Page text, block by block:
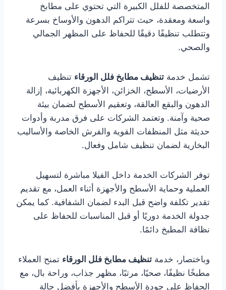
المتخصصة للفلل الكبيرة التي تحتوي على مطابخ
واسعة ومعقدة، حيث تتراكم الدهون والأوساخ بسرعة
وتتطلب تنظيفًا دقيقًا للحفاظ على المظهر الجمالي
والصحي.
تشمل خدمة تنظيف مطابخ فلل الورقاء تنظيف
الأرضيات، الأسطح، الخزائن، الأجهزة الكهربائية، إزالة
الدهون والبقع العالقة، وتعقيم الأسطح لضمان بيئة
صحية وآمنة. وتعتمد الشركات على فرق مدربة وأدوات
حديثة مثل المنظفات القوية والفرش الخاصة والأساليب
البخارية لضمان تنظيف شامل وفعال.
توفر الشركات الخدمة داخل الفيلا مباشرة لتسهيل
العملية وحماية الأسطح والأجهزة أثناء العمل، مع تقديم
تقدير تكلفة واضح قبل البدء لضمان الشفافية. كما يمكن
جدولة الخدمة دوريًا أو قبل المناسبات للحفاظ على
نظافة المطبخ دائمًا.
وباختصار، خدمة تنظيف مطابخ فلل الورقاء تمنح العملاء
مطبخًا نظيفًا، صحيًا، مرتبًا، مظهر جذاب، وراحة بال، مع
الحفاظ على جودة الأسطح والأجهزة بأفضل حالة